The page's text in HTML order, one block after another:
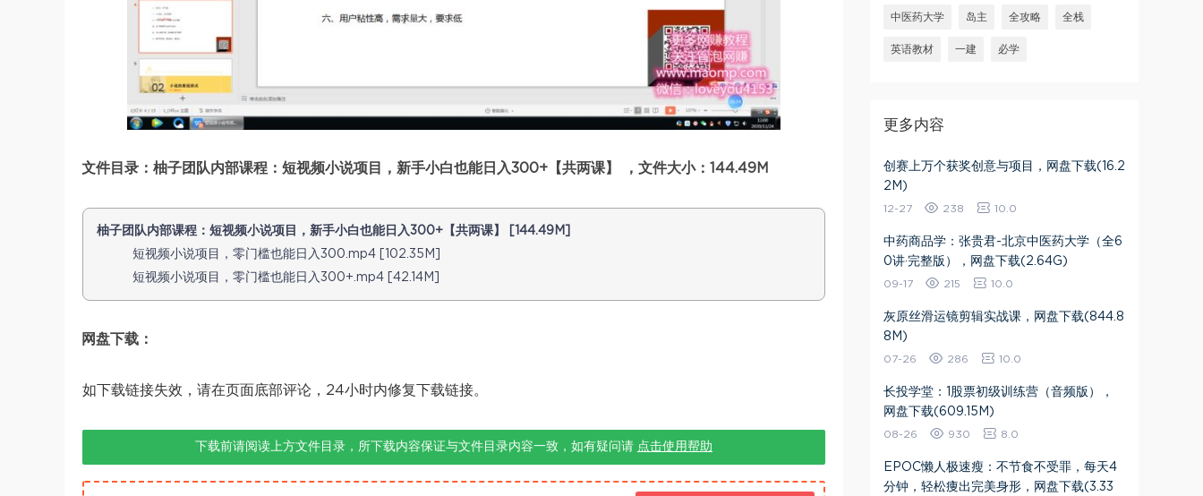
文件目录：柚子团队内部课程：短视频小说项目，新手小白也能日入300+【共两课】 ，文件大小：144.49M
柚子团队内部课程：短视频小说项目，新手小白也能日入300+【共两课】 [144.49M]
短视频小说项目，零门槛也能日入300.mp4 [102.35M]
短视频小说项目，零门槛也能日入300+.mp4 [42.14M]
网盘下载：
如下载链接失效，请在页面底部评论，24小时内修复下载链接。
下载前请阅读上方文件目录，所下载内容保证与文件目录内容一致，如有疑问请 点击使用帮助
中医药大学 岛主 全攻略 全栈
英语教材 一建 必学
更多内容
创赛上万个获奖创意与项目，网盘下载(16.2
2M)
12-27 238 10.0
中药商品学：张贵君-北京中医药大学（全6
0讲·完整版），网盘下载(2.64G)
09-17 215 10.0
灰原丝滑运镜剪辑实战课，网盘下载(844.8
8M)
07-26 286 10.0
长投学堂：1股票初级训练营（音频版），
网盘下载(609.15M)
08-26 930 8.0
EPOC懒人极速瘦：不节食不受罪，每天4
分钟，轻松痩出完美身形，网盘下载(3.33